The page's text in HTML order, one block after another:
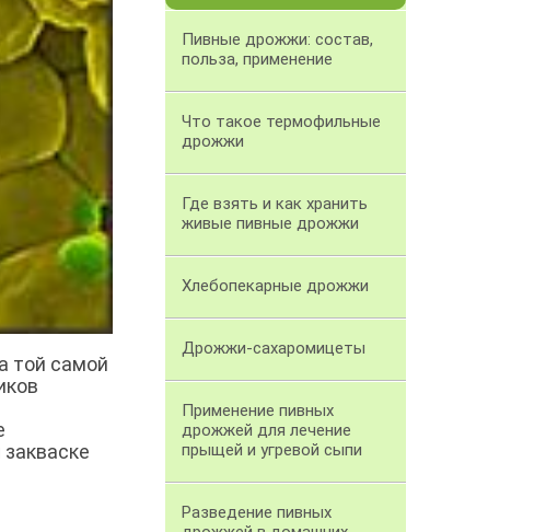
той самой
Пивные дрожжи: состав,
польза, применение
Что такое термофильные
дрожжи
Где взять и как хранить
живые пивные дрожжи
Хлебопекарные дрожжи
Дрожжи-сахаромицеты
Применение пивных
дрожжей для лечение
прыщей и угревой сыпи
Разведение пивных